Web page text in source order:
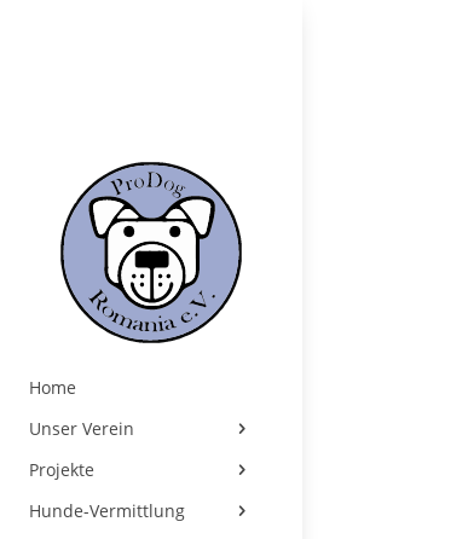
Home
Unser Verein
Projekte
Hunde-Vermittlung